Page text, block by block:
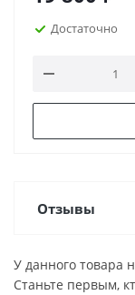
Достаточно
Отзывы
У данного товара
Станьте первым,